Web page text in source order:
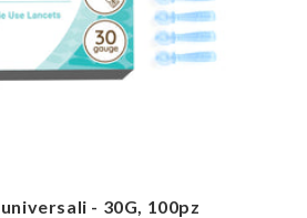
- 30G, 100pz